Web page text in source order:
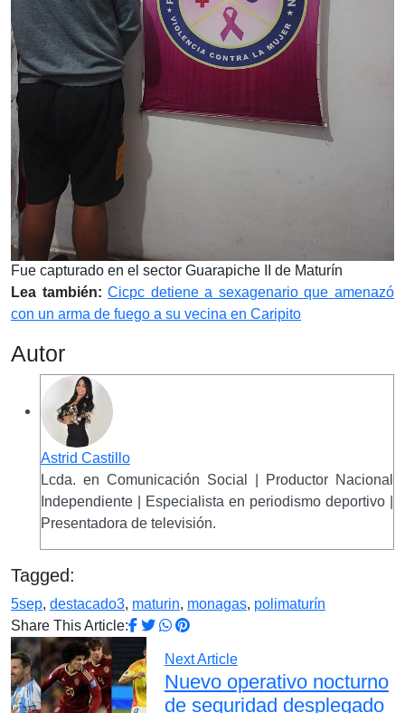
Fue capturado en el sector Guarapiche II de Maturín
Lea también: Cicpc detiene a sexagenario que amenazó
con un arma de fuego a su vecina en Caripito
Autor
Astrid Castillo
Lcda. en Comunicación Social | Productor Nacional
Independiente | Especialista en periodismo deportivo |
Presentadora de televisión.
Tagged:
5sep, destacado3, maturin, monagas, polimaturín
Share This Article:
Next Article
Nuevo operativo nocturno
de seguridad desplegado